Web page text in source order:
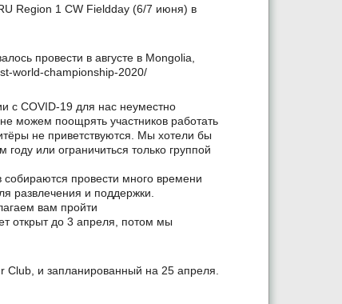
Region 1 CW Fieldday (6/7 июня) в
провести в августе в Mongolia,
world-championship-2020/
с COVID-19 для нас неуместно
можем поощрять участников работать
не приветствуются. Мы хотели бы
или ограничиться только группой
провести много времени
развлечения и поддержки.
вам пройти
открыт до 3 апреля, потом мы
Club, и запланированный на 25 апреля.